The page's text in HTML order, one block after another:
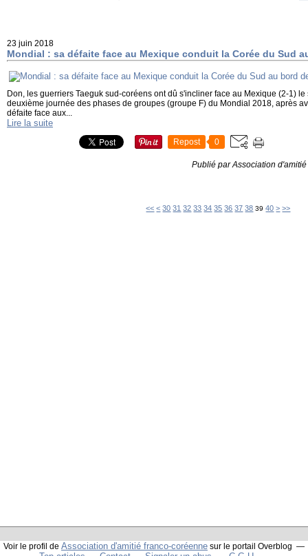
23 juin 2018
Mondial : sa défaite face au Mexique conduit la Corée du Sud
Don, les guerriers Taeguk sud-coréens ont dû s'incliner face au Mexique (2-1)
deuxième journée des phases de groupes (groupe F) du Mondial 2018, après
défaite face aux...
Lire la suite
Repost 0
Publié par Association
<< < 10
20
30 31 32 33 34 35 36 37 38 39 40 50
60
70
80
90
100
200
> >>
Voir le profil de Association d'amitié franco-coréenne sur le portail Overblog